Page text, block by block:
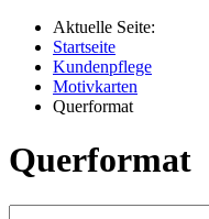
Aktuelle Seite:
Startseite
Kundenpflege
Motivkarten
Querformat
Querformat